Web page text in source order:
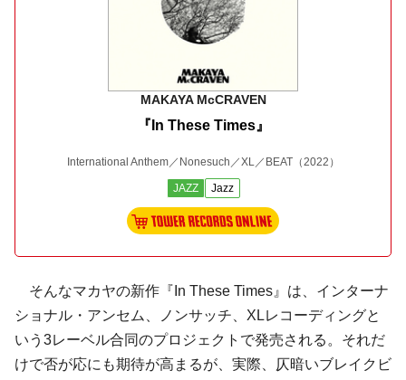
MAKAYA McCRAVEN
『In These Times』
International Anthem／Nonesuch／XL／BEAT（2022）
JAZZ Jazz
そんなマカヤの新作『In These Times』は、インターナ
ショナル・アンセム、ノンサッチ、XLレコーディングと
いう3レーベル合同のプロジェクトで発売される。それだ
けで否が応にも期待が高まるが、実際、仄暗いブレイクビ